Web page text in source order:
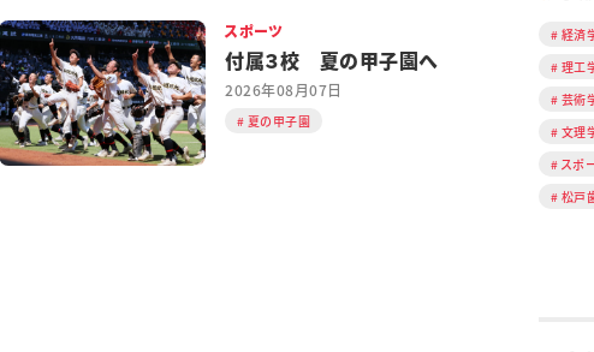
スポーツ
付属３校 夏の甲子園へ
2026年08月07日
夏の甲子園
経済
理工
芸術
文理
スポ
松戸